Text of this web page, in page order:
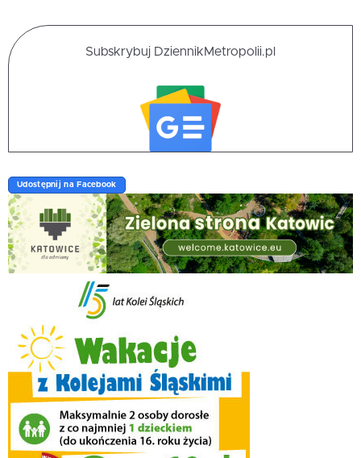
Subskrybuj DziennikMetropolii.pl
Udostępnij na Facebook